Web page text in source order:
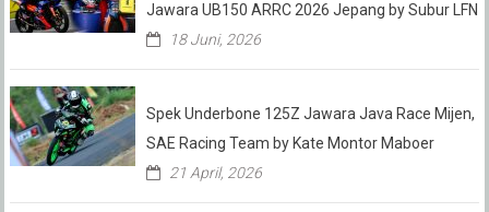
Jawara UB150 ARRC 2026 Jepang by Subur LFN
18 Juni, 2026
Spek Underbone 125Z Jawara Java Race Mijen,
SAE Racing Team by Kate Montor Maboer
21 April, 2026